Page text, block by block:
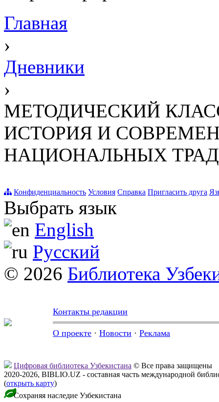
Главная
›
Дневники
›
МЕТОДИЧЕСКИЙ
ИСТОРИЯ И
НАЦИОНАЛЬНЫХ
Конфиденциальность Условия Справка Пригласить друга
Выбрать язык
English
Русский
© 2026 Библиотека
Контакты редакции
О проекте · Новости · Реклама
Цифровая библиотека Узбекистана © Все права защищены
2020-2026, BIBLIO.UZ - составная часть международной
(открыть карту)
Сохраняя наследие Узбекистана